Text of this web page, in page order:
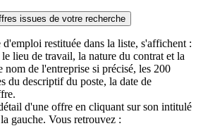
issues de votre recherche
restituée dans la liste, s'affichent :
lieu de travail, la nature du contrat et la
nom de l'entreprise si précisé, les 200
du descriptif du poste, la date de
d'une offre en cliquant sur son intitulé
gauche. Vous retrouvez :